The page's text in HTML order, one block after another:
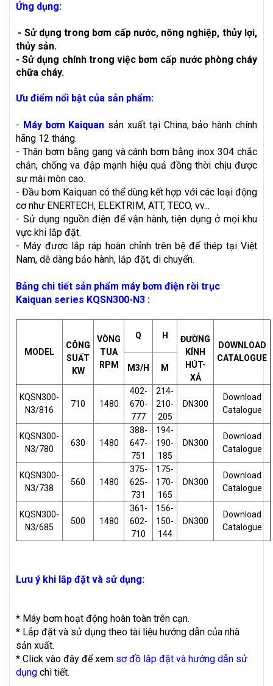
Ứng dụng:
- Sử dụng trong bơm cấp nước, nông nghiệp, thủy lợi,
thủy sản.
- Sử dụng chính trong việc bơm cấp nước phòng cháy
chữa cháy.
Ưu điểm nổi bật của sản phẩm:
- Máy bơm Kaiquan sản xuất tại China, bảo hành chính
hãng 12 tháng.
- Thân bơm bằng gang và cánh bơm bằng inox 304 chắc
chắn, chống va đập mạnh hiệu quả đồng thời chịu được
sự mài mòn cao.
- Đầu bơm Kaiquan có thể dùng kết hợp với các loại động
cơ như ENERTECH, ELEKTRIM, ATT, TECO, vv...
- Sử dụng nguồn điện để vận hành, tiện dụng ở mọi khu
vực khi lắp đặt.
- Máy được lắp ráp hoàn chỉnh trên bệ đế thép tại Việt
Nam, dễ dàng bảo hành, lắp đặt, di chuyển.
Bảng chi tiết sản phẩm máy bơm điện rời trục
Kaiquan series KQSN300-N3 :
MODEL
CÔNG
SUẤT
KW
VÒNG
TUA
RPM
Q H
ĐƯỜNG
KÍNH
HÚT-
XẢ
DOWNLOAD
CATALOGUE
M3/H
M
KQSN300-
N3/816
710 1480
402-
670-
777
214-
210-
205
DN300
Download
Catalogue
KQSN300-
N3/780
630 1480
388-
647-
751
194-
190-
185
DN300
Download
Catalogue
KQSN300-
N3/738
560 1480
375-
625-
731
175-
170-
165
DN300
Download
Catalogue
KQSN300-
N3/685
500 1480
361-
602-
710
156-
150-
144
DN300
Download
Catalogue
Lưu ý khi lắp đặt và sử dụng:
* Máy bơm hoạt động hoàn toàn trên cạn.
* Lắp đặt và sử dụng theo tài liệu hướng dẫn của nhà
sản xuất.
* Click vào đây để xem sơ đồ lắp đặt và hướng dẫn sử
dụng chi tiết.